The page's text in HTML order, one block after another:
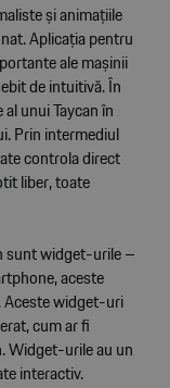
și animațiile
Aplicația pentru
ale mașinii
de intuitivă. În
unui Taycan în
Prin intermediul
controla direct
liber, toate
sunt widget-urile –
aceste
Aceste widget-uri
cum ar fi
Widget-urile au un
interactiv.